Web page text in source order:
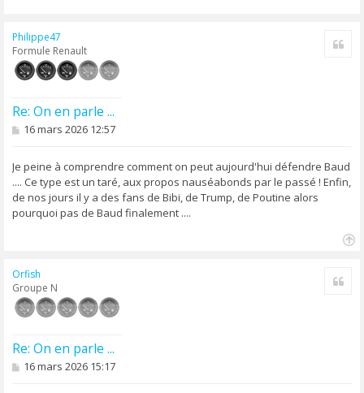
Philippe47
Formule Renault
Re: On en parle ...
M
s
a
g
e
16 mars 2026 12:57
Je peine à comprendre comment on peut aujourd'hui défendre Baud
.... Ce type est un taré, aux propos nauséabonds par le passé ! Enfin,
de nos jours il y a des fans de Bibi, de Trump, de Poutine alors
pourquoi pas de Baud finalement ....
Orfish
Groupe N
Re: On en parle ...
M16 mars 2026 15:17